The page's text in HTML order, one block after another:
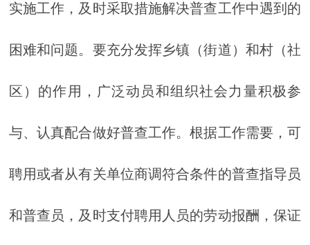
实施工作，及时采取措施解决普查工作中遇到的
困难和问题。要充分发挥乡镇（街道）和村（社
区）的作用，广泛动员和组织社会力量积极参
与、认真配合做好普查工作。根据工作需要，可
聘用或者从有关单位商调符合条件的普查指导员
和普查员，及时支付聘用人员的劳动报酬，保证